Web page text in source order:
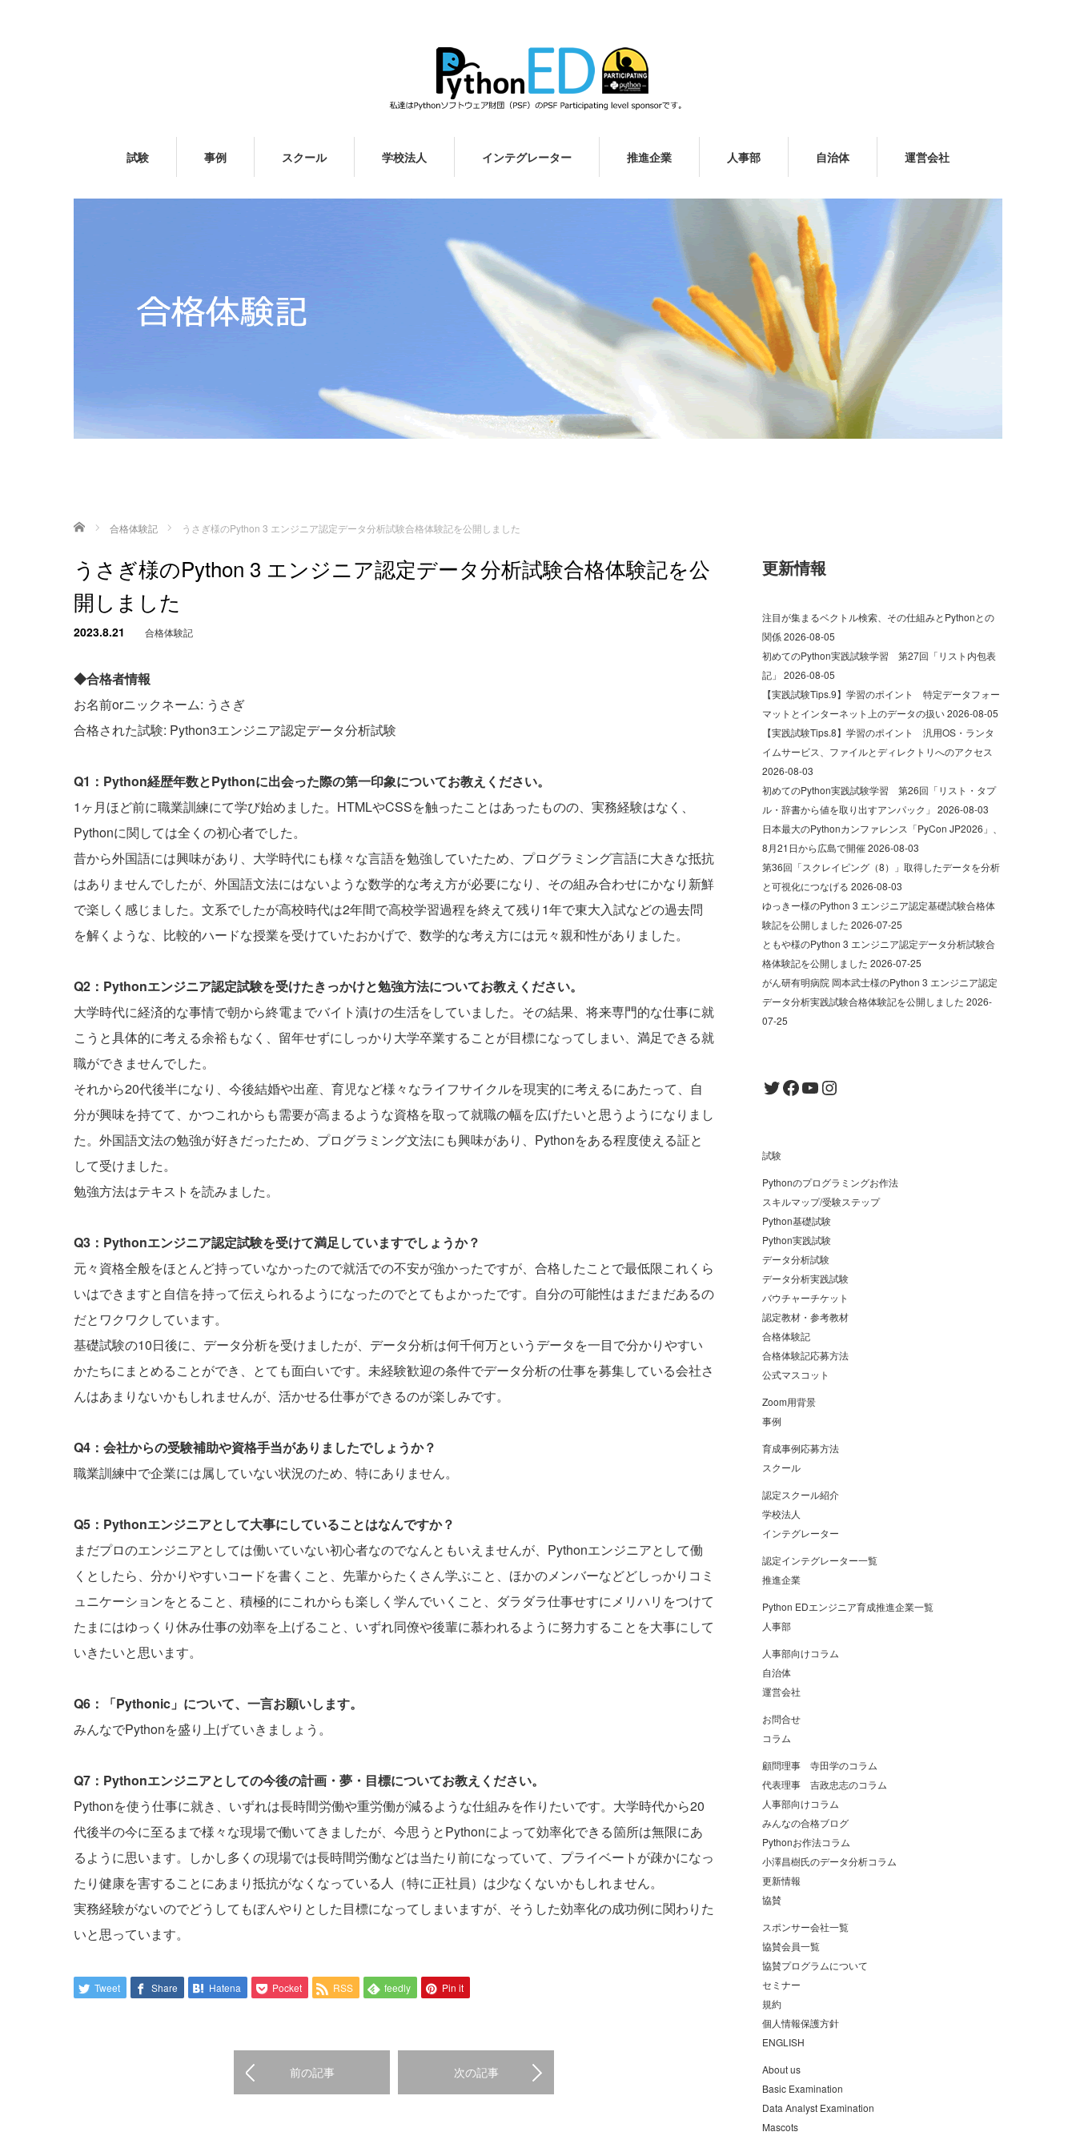
試験 事例 スクール 学校法人 インテグレーター 推進企業 人事部 自治体 運営会社
ホーム 合格体験記 うさぎ様のPython 3 エンジニア認定データ分析試験合格体験記を公開しました
うさぎ様のPython 3 エンジニア認定データ分析試験合格体験記を公
開しました
2023.8.21 合格体験記
◆合格者情報
お名前orニックネーム: うさぎ
合格された試験: Python3エンジニア認定データ分析試験
Q1：Python経歴年数とPythonに出会った際の第一印象についてお教えください。
1ヶ月ほど前に職業訓練にて学び始めました。HTMLやCSSを触ったことはあったものの、実務経験はなく、
Pythonに関しては全くの初心者でした。
昔から外国語には興味があり、大学時代にも様々な言語を勉強していたため、プログラミング言語に大きな抵抗
はありませんでしたが、外国語文法にはないような数学的な考え方が必要になり、その組み合わせにかなり新鮮
で楽しく感じました。文系でしたが高校時代は2年間で高校学習過程を終えて残り1年で東大入試などの過去問
を解くような、比較的ハードな授業を受けていたおかげで、数学的な考え方には元々親和性がありました。
Q2：Pythonエンジニア認定試験を受けたきっかけと勉強方法についてお教えください。
大学時代に経済的な事情で朝から終電までバイト漬けの生活をしていました。その結果、将来専門的な仕事に就
こうと具体的に考える余裕もなく、留年せずにしっかり大学卒業することが目標になってしまい、満足できる就
職ができませんでした。
それから20代後半になり、今後結婚や出産、育児など様々なライフサイクルを現実的に考えるにあたって、自
分が興味を持てて、かつこれからも需要が高まるような資格を取って就職の幅を広げたいと思うようになりまし
た。外国語文法の勉強が好きだったため、プログラミング文法にも興味があり、Pythonをある程度使える証と
して受けました。
勉強方法はテキストを読みました。
Q3：Pythonエンジニア認定試験を受けて満足していますでしょうか？
元々資格全般をほとんど持っていなかったので就活での不安が強かったですが、合格したことで最低限これくら
いはできますと自信を持って伝えられるようになったのでとてもよかったです。自分の可能性はまだまだあるの
だとワクワクしています。
基礎試験の10日後に、データ分析を受けましたが、データ分析は何千何万というデータを一目で分かりやすい
かたちにまとめることができ、とても面白いです。未経験歓迎の条件でデータ分析の仕事を募集している会社さ
んはあまりないかもしれませんが、活かせる仕事ができるのが楽しみです。
Q4：会社からの受験補助や資格手当がありましたでしょうか？
職業訓練中で企業には属していない状況のため、特にありません。
Q5：Pythonエンジニアとして大事にしていることはなんですか？
まだプロのエンジニアとしては働いていない初心者なのでなんともいえませんが、Pythonエンジニアとして働
くとしたら、分かりやすいコードを書くこと、先輩からたくさん学ぶこと、ほかのメンバーなどどしっかりコミ
ュニケーションをとること、積極的にこれからも楽しく学んでいくこと、ダラダラ仕事せすにメリハリをつけて
たまにはゆっくり休み仕事の効率を上げること、いずれ同僚や後輩に慕われるように努力することを大事にして
いきたいと思います。
Q6：「Pythonic」について、一言お願いします。
みんなでPythonを盛り上げていきましょう。
Q7：Pythonエンジニアとしての今後の計画・夢・目標についてお教えください。
Pythonを使う仕事に就き、いずれは長時間労働や重労働が減るような仕組みを作りたいです。大学時代から20
代後半の今に至るまで様々な現場で働いてきましたが、今思うとPythonによって効率化できる箇所は無限にあ
るように思います。しかし多くの現場では長時間労働などは当たり前になっていて、プライベートが疎かになっ
たり健康を害することにあまり抵抗がなくなっている人（特に正社員）は少なくないかもしれません。
実務経験がないのでどうしてもぼんやりとした目標になってしまいますが、そうした効率化の成功例に関わりた
いと思っています。
Tweet Share Hatena Pocket RSS feedly Pin it
前の記事 次の記事
更新情報
注目が集まるベクトル検索、その仕組みとPythonとの
関係2026-08-05
初めてのPython実践試験学習 第27回「リスト内包表
記」 2026-08-05
【実践試験Tips.9】学習のポイント 特定データフォー
マットとインターネット上のデータの扱い2026-08-05
【実践試験Tips.8】学習のポイント 汎用OS・ランタ
イムサービス、ファイルとディレクトリへのアクセス
2026-08-03
初めてのPython実践試験学習 第26回「リスト・タプ
ル・辞書から値を取り出すアンパック」 2026-08-03
日本最大のPythonカンファレンス「PyCon JP2026」、
8月21日から広島で開催2026-08-03
第36回「スクレイピング（8）」取得したデータを分析
と可視化につなげる 2026-08-03
ゆっきー様のPython 3 エンジニア認定基礎試験合格体
験記を公開しました 2026-07-25
ともや様のPython 3 エンジニア認定データ分析試験合
格体験記を公開しました 2026-07-25
がん研有明病院 岡本武士様のPython 3 エンジニア認定
データ分析実践試験合格体験記を公開しました 2026-
07-25
Twitter
Facebook
YouTube
Instagram
試験
Pythonのプログラミングお作法
スキルマップ/受験ステップ
Python基礎試験
Python実践試験
データ分析試験
データ分析実践試験
バウチャーチケット
認定教材・参考教材
合格体験記
合格体験記応募方法
公式マスコット
Zoom用背景
事例
育成事例応募方法
スクール
認定スクール紹介
学校法人
インテグレーター
認定インテグレーター一覧
推進企業
Python EDエンジニア育成推進企業一覧
人事部
人事部向けコラム
自治体
運営会社
お問合せ
コラム
顧問理事 寺田学のコラム
代表理事 吉政忠志のコラム
人事部向けコラム
みんなの合格ブログ
Pythonお作法コラム
小澤昌樹氏のデータ分析コラム
更新情報
協賛
スポンサー会社一覧
協賛会員一覧
協賛プログラムについて
セミナー
規約
個人情報保護方針
ENGLISH
About us
Basic Examination
Data Analyst Examination
Mascots